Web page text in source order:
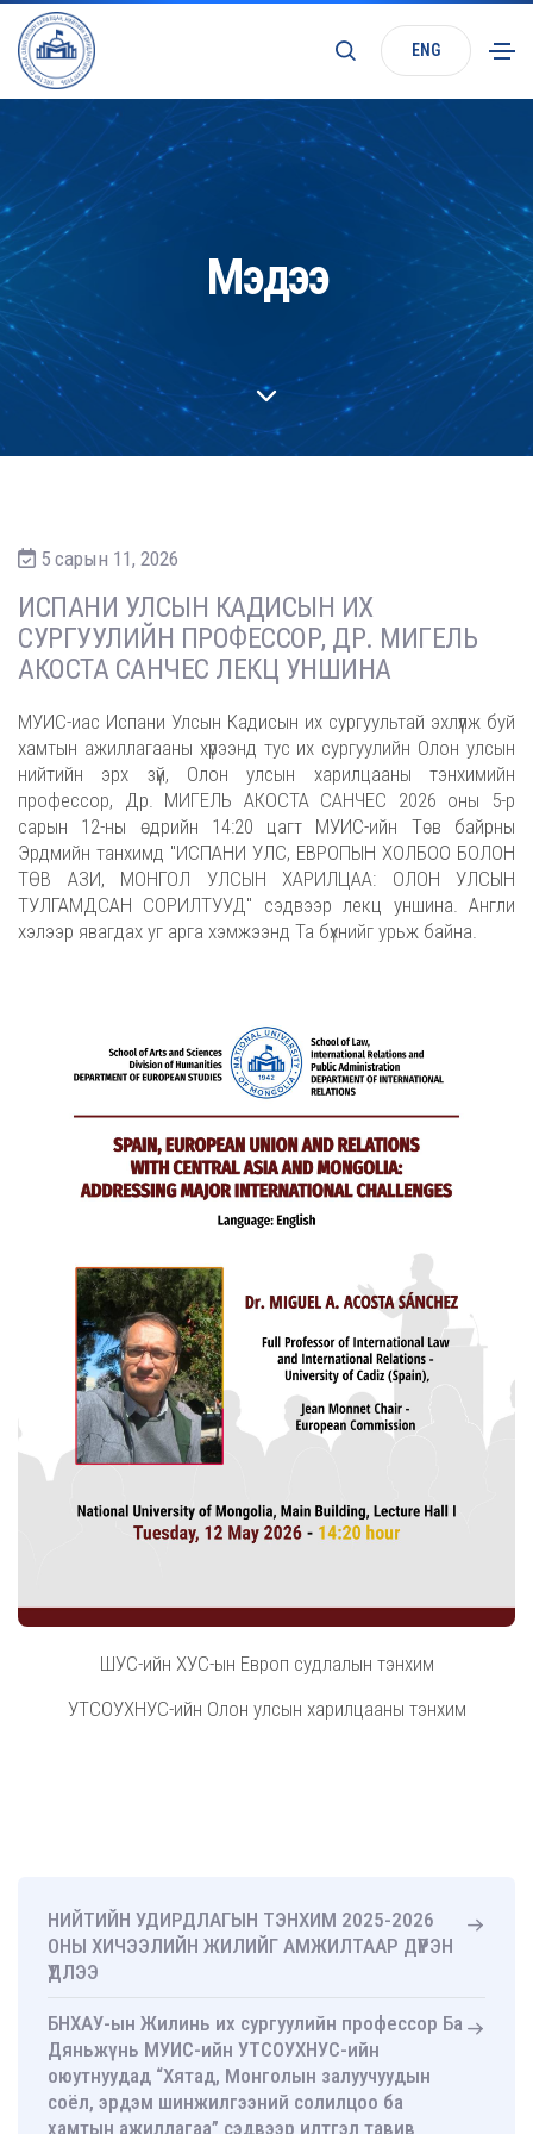
ENG
Мэдээ
НИЙТИЙН УДИРДЛАГЫН ТЭНХИМ 2025-2026
ОНЫ ХИЧЭЭЛИЙН ЖИЛИЙГ АМЖИЛТААР ДҮҮРЭН
ҮДЛЭЭ
БНХАУ-ын Жилинь их сургуулийн профессор Ба
Дяньжүнь МУИС-ийн УТСОУХНУС-ийн
оюутнуудад “Хятад, Монголын залуучуудын
соёл, эрдэм шинжилгээний солилцоо ба
хамтын ажиллагаа” сэдвээр илтгэл тавив
5 сарын 11, 2026
ИСПАНИ УЛСЫН КАДИСЫН ИХ
СУРГУУЛИЙН ПРОФЕССОР, ДР. МИГЕЛЬ
АКОСТА САНЧЕС ЛЕКЦ УНШИНА
МУИС-иас Испани Улсын Кадисын их сургуультай эхлүүлж буй
хамтын ажиллагааны хүрээнд тус их сургуулийн Олон улсын
нийтийн эрх зүй, Олон улсын харилцааны тэнхимийн
профессор, Др. МИГЕЛЬ АКОСТА САНЧЕС 2026 оны 5-р
сарын 12-ны өдрийн 14:20 цагт МУИС-ийн Төв байрны
Эрдмийн танхимд "ИСПАНИ УЛС, ЕВРОПЫН ХОЛБОО БОЛОН
ТӨВ АЗИ, МОНГОЛ УЛСЫН ХАРИЛЦАА: ОЛОН УЛСЫН
ТУЛГАМДСАН СОРИЛТУУД" сэдвээр лекц уншина. Англи
хэлээр явагдах уг арга хэмжээнд Та бүхнийг урьж байна.
ШУС-ийн ХУС-ын Европ судлалын тэнхим
УТСОУХНУС-ийн Олон улсын харилцааны тэнхим